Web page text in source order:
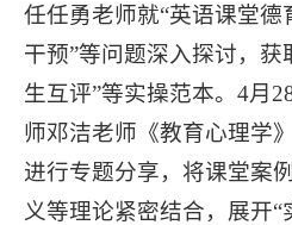
任任勇老师就“英语课堂德
干预”等问题深入探讨，获
生互评”等实操范本。4月
师邓洁老师《教育心理学
进行专题分享，将课堂案
义等理论紧密结合，展